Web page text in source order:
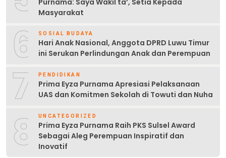
Masyarakat
6 SOSIAL BUDAYA
Hari Anak Nasional, Anggota DPRD Luwu Timur
ini Serukan Perlindungan Anak dan Perempuan
7 PENDIDIKAN
Prima Eyza Purnama Apresiasi Pelaksanaan
UAS dan Komitmen Sekolah di Towuti dan Nuha
8 UNCATEGORIZED
Prima Eyza Purnama Raih PKS Sulsel Award
Sebagai Aleg Perempuan Inspiratif dan
Inovatif